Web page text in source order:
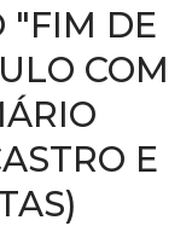
"FIM DE
COM
E